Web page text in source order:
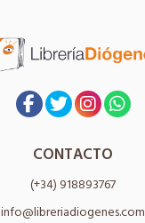
CONTACTO
(+34) 918893767
info@libreriadiogenes.com